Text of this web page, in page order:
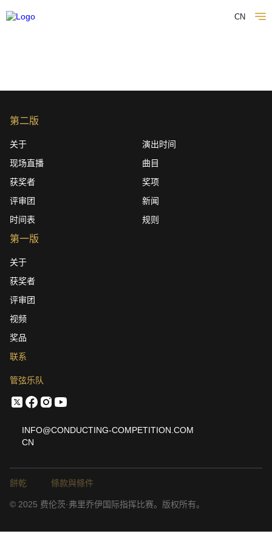
CN
第二版
关于
现场直播
获奖者
评审团
时间表
演出时间
曲目
奖项
新闻
规则
第一版
关于
获奖者
评审团
视频
奖品
联系
管弦乐队
INFO@CONDUCTING-COMPETITION.COM
CN
餅乾 條款與條件
© 2025 费伦茨·弗里乔伊国际指挥比赛。版权所有。